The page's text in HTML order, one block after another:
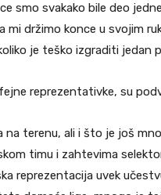
smo svakako bile deo
držimo konce u svojim
je teško izgraditi jedan
reprezentativke, su
na terenu, ali i što je još
timu i zahtevima
reprezentacija uvek